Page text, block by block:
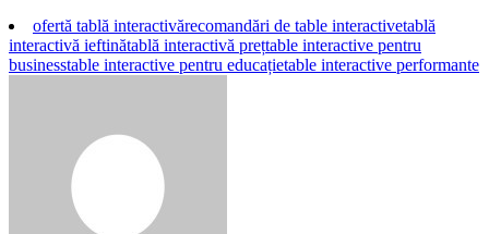
ofertă tablă interactivărecomandări de table interactivetablă
interactivă ieftinătablă interactivă prețtable interactive pentru
businesstable interactive pentru educațietable interactive performante